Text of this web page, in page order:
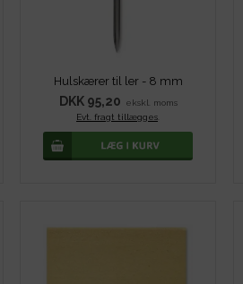
Hulskærer til ler - 8 mm
DKK 95,20
ekskl. moms
Evt. fragt tillægges